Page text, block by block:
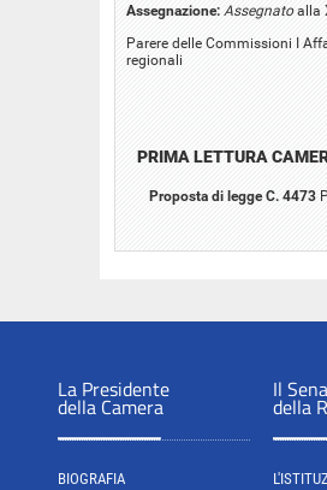
Assegnazione: Assegnatoalla
Parere delle Commissioni I
regionali
PRIMA LETTURA
Proposta di legge C. 4473
La Presidente
della Camera
BIOGRAFIA
Il
della